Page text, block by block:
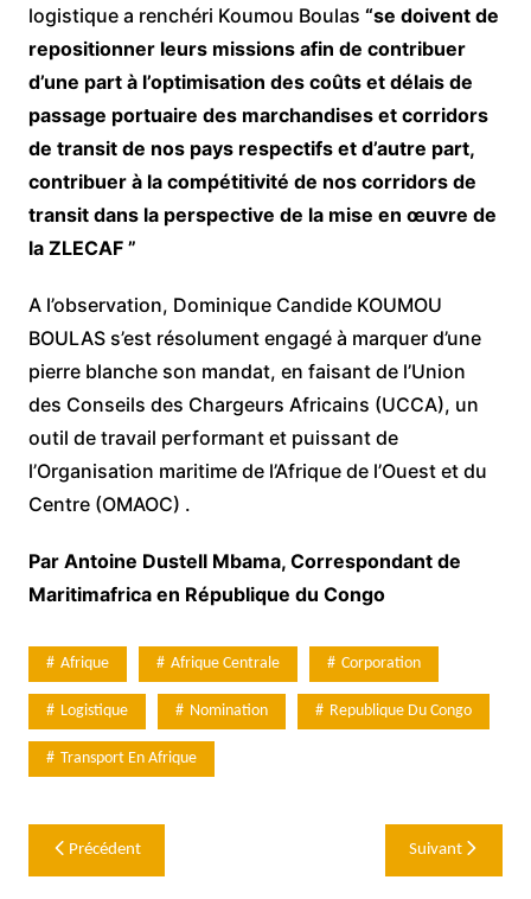
logistique a renchéri Koumou Boulas “se doivent de
repositionner leurs missions afin de contribuer
d’une part à l’optimisation des coûts et délais de
passage portuaire des marchandises et corridors
de transit de nos pays respectifs et d’autre part,
contribuer à la compétitivité de nos corridors de
transit dans la perspective de la mise en œuvre de
la ZLECAF ”
A l’observation, Dominique Candide KOUMOU
BOULAS s’est résolument engagé à marquer d’une
pierre blanche son mandat, en faisant de l’Union
des Conseils des Chargeurs Africains (UCCA), un
outil de travail performant et puissant de
l’Organisation maritime de l’Afrique de l’Ouest et du
Centre (OMAOC) .
Par Antoine Dustell Mbama, Correspondant de
Maritimafrica en République du Congo
Afrique Afrique Centrale Corporation
Logistique Nomination Republique Du Congo
Transport En Afrique
Navigation
de
Précédent Suivant